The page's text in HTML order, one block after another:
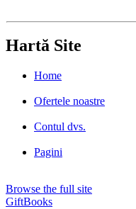
Hartă Site
Home
Ofertele noastre
Contul dvs.
Pagini
Browse the full site
GiftBooks